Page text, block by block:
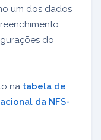
um dos dados
do
na tabela de
da NFS-